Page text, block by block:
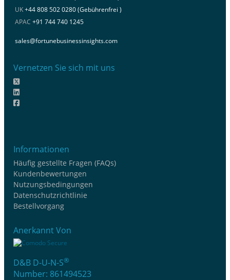
UK+44 808 502 0280 (Gebührenfrei )
APAC +91 744 740 1245
sales@fortunebusinessinsights.com
Vernetzen Sie sich mit uns
Informationen
Häufig gestellte Fragen (FAQs)
Kundenbewertungen
Nutzungsbedingungen
Datenschutzrichtlinie
Bestellvorgang
Anerkannt Von
D&B D-U-N-S®
Number: 861494523